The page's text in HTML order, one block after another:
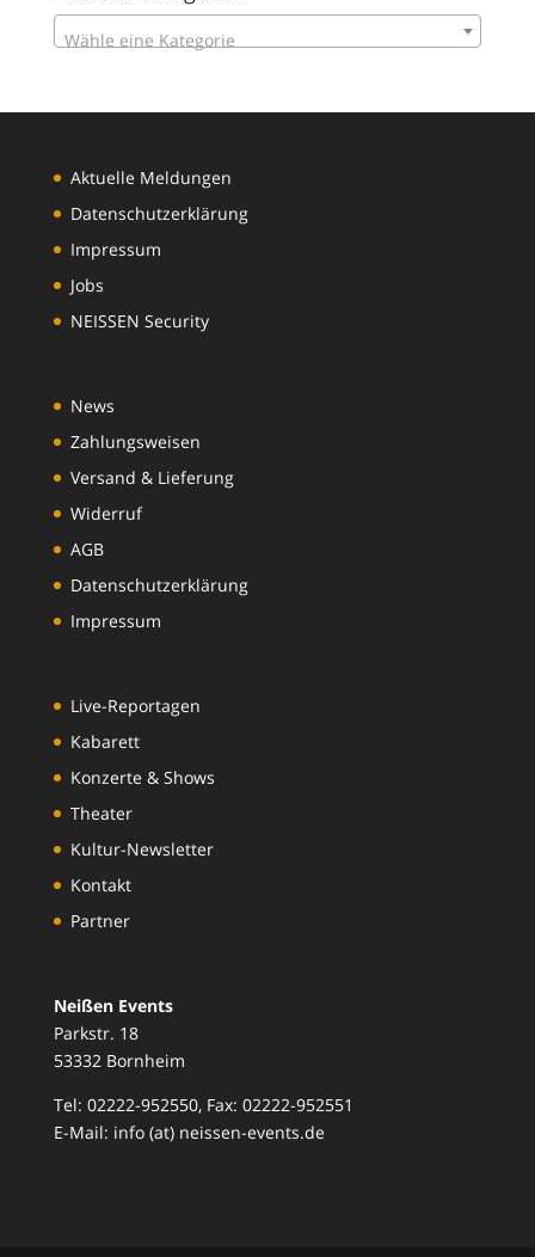
Wähle eine Kategorie
Aktuelle Meldungen
Datenschutzerklärung
Impressum
Jobs
NEISSEN Security
News
Zahlungsweisen
Versand & Lieferung
Widerruf
AGB
Datenschutzerklärung
Impressum
Live-Reportagen
Kabarett
Konzerte & Shows
Theater
Kultur-Newsletter
Kontakt
Partner
Neißen Events
Parkstr. 18
53332 Bornheim
Tel: 02222-952550, Fax: 02222-952551
E-Mail: info (at) neissen-events.de